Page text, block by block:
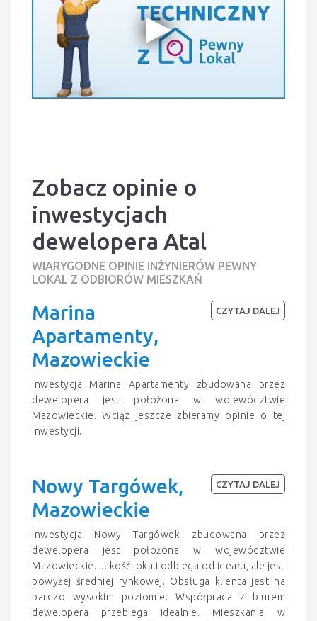
Zobacz opinie o
inwestycjach
dewelopera Atal
WIARYGODNE OPINIE INŻYNIERÓW PEWNY
LOKAL Z ODBIORÓW MIESZKAŃ
Marina
Apartamenty,
Mazowieckie
Inwestycja Marina Apartamenty zbudowana przez
dewelopera jest położona w województwie
Mazowieckie. Wciąz jeszcze zbieramy opinie o tej
inwestycji.
CZYTAJ DALEJ
Nowy Targówek,
Mazowieckie
Inwestycja Nowy Targówek zbudowana przez
dewelopera jest położona w województwie
Mazowieckie. Jakość lokali odbiega od ideału, ale jest
powyżej średniej rynkowej. Obsługa klienta jest na
bardzo wysokim poziomie. Współpraca z biurem
dewelopera przebiega idealnie. Mieszkania w
CZYTAJ DALEJ